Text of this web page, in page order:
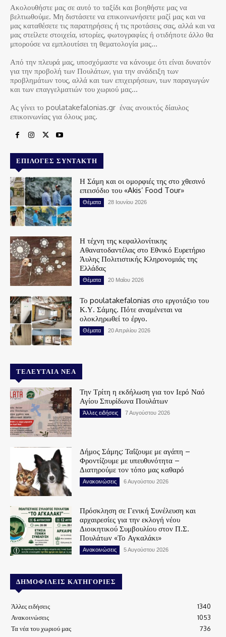
Ακολουθήστε μας σε αυτό το ταξίδι και βοηθήστε μας να
βελτιωθούμε. Μη διστάσετε να επικοινωνήσετε μαζί μας και να
μας καταθέσετε τις παρατηρήσεις ή τις προτάσεις σας, αλλά και να
μας στείλετε στοιχεία, ιστορίες, φωτογραφίες ή οτιδήποτε άλλο θα
μπορούσε να εμπλουτίσει τη θεματολογία μας…
Από την πλευρά μας, υποσχόμαστε να κάνουμε ότι είναι δυνατόν
για την προβολή των Πουλάτων, για την ανάδειξη των
προβλημάτων τους, αλλά και των επιχειρήσεων, των παραγωγών
και των επαγγελματιών του χωριού μας…
Ας γίνει το poulatakefalonias.gr ένας ανοικτός δίαυλος
επικοινωνίας για όλους μας.
ΕΠΙΛΟΓΈΣ ΣΥΝΤΆΚΤΗ
Η Σάμη και οι ομορφιές της στο χθεσινό
επεισόδιο του «Akis’ Food Tour»
Θέματα 28 Ιουνίου 2026
Η τέχνη της κεφαλλονίτικης
Αθανατοδαντέλας στο Εθνικό Ευρετήριο
Άυλης Πολιτιστικής Κληρονομιάς της
Ελλάδας
Θέματα 20 Μαΐου 2026
Το poulatakefalonias στο εργοτάξιο του
Κ.Υ. Σάμης. Πότε αναμένεται να
ολοκληρωθεί το έργο.
Θέματα 20 Απριλίου 2026
ΤΕΛΕΥΤΑΊΑ ΝΈΑ
Την Τρίτη η εκδήλωση για τον Ιερό Ναό
Αγίου Σπυρίδωνα Πουλάτων
Άλλες ειδήσεις 7 Αυγούστου 2026
Δήμος Σάμης: Ταΐζουμε με αγάπη –
Φροντίζουμε με υπευθυνότητα –
Διατηρούμε τον τόπο μας καθαρό
Ανακοινώσεις 6 Αυγούστου 2026
Πρόσκληση σε Γενική Συνέλευση και
αρχαιρεσίες για την εκλογή νέου
Διοικητικού Συμβουλίου στον Π.Σ.
Πουλάτων «Το Αγκαλάκι»
Ανακοινώσεις 5 Αυγούστου 2026
ΔΗΜΟΦΙΛΕΊΣ ΚΑΤΗΓΟΡΊΕΣ
Άλλες ειδήσεις
1340
Ανακοινώσεις
1053
Τα νέα του χωριού μας
736